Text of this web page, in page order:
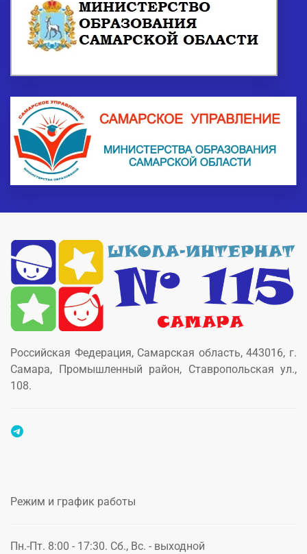
Российская Федерация, Самарская область, 443016, г.
Самара, Промышленный район, Ставропольская ул.,
108.
Режим и график работы
Пн.-Пт. 8:00 - 17:30. Сб., Вс. - выходной